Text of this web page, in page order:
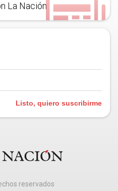
La Nación
Listo, quiero suscribirme
reservados